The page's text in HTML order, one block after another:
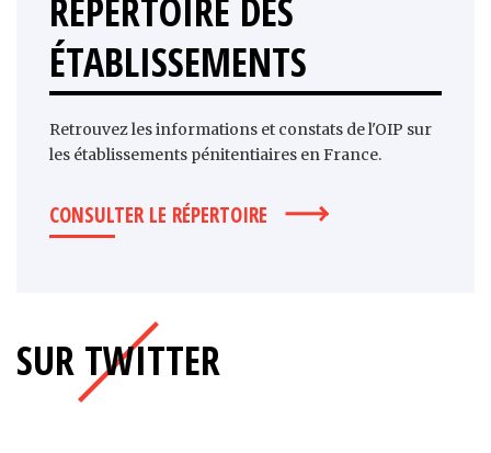
RÉPERTOIRE DES
ÉTABLISSEMENTS
Retrouvez les informations et constats de l'OIP sur
les établissements pénitentiaires en France.
CONSULTER LE RÉPERTOIRE
SUR TWITTER